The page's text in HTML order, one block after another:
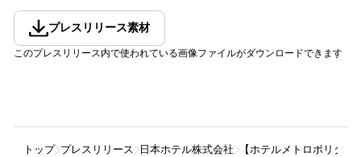
プレスリリース素材
このプレスリリース内で使われている画像ファイルがダウンロードできます
トップ プレスリリース 日本ホテル株式会社 【ホテルメトロポリタ